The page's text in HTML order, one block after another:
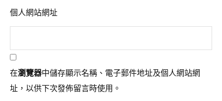
個人網站網址
在瀏覽器中儲存顯示名稱、電子郵件地址及個人網站網
址，以供下次發佈留言時使用。